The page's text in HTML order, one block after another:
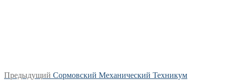
Навигация
Предыдущий Предыдущая
Сормовский Механический Техникум